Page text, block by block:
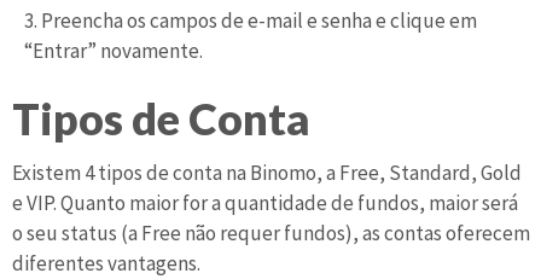
Preencha os campos de e-mail e senha e clique em
“Entrar” novamente.
Tipos de Conta
Existem 4 tipos de conta na Binomo, a Free, Standard, Gold
e VIP. Quanto maior for a quantidade de fundos, maior será
o seu status (a Free não requer fundos), as contas oferecem
diferentes vantagens.